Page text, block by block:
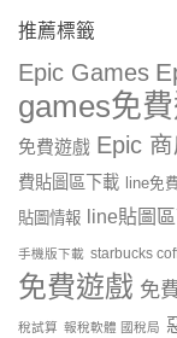
推薦標籤
Epic Games
games免
免費遊戲 Epic
費貼圖區下載
line免
貼圖情報
line貼圖
手機版下載 starbucks
免費遊戲 免
稅試算 報稅軟體 國稅局